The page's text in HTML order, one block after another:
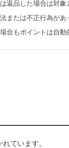
返品した場合は対象
または不正行為が
合もポイントは自動
ています。